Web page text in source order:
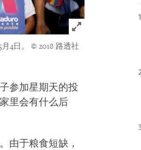
Click to expand
4日。 © 2018 路透社
参加星期天的投
里会有什么后
由于粮食短缺，